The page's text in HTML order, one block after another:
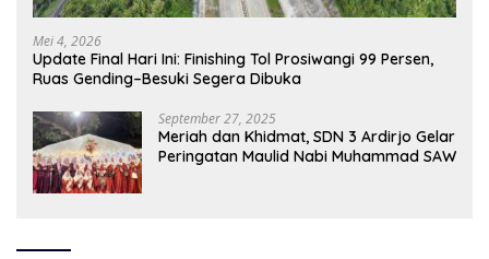
Mei 4, 2026
Update Final Hari Ini: Finishing Tol Prosiwangi 99 Persen,
Ruas Gending–Besuki Segera Dibuka
September 27, 2025
Meriah dan Khidmat, SDN 3 Ardirjo Gelar
Peringatan Maulid Nabi Muhammad SAW